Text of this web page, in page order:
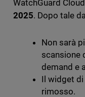
WatchGuard
2025. Dopo tale
Non sarà
scansione
demand e
Il widget
rimosso.